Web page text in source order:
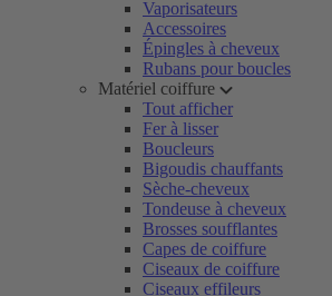
Vaporisateurs
Accessoires
Épingles à cheveux
Rubans pour boucles
Matériel coiffure
Tout afficher
Fer à lisser
Boucleurs
Bigoudis chauffants
Sèche-cheveux
Tondeuse à cheveux
Brosses soufflantes
Capes de coiffure
Ciseaux de coiffure
Ciseaux effileurs